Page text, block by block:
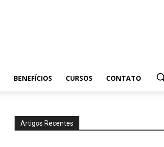
BENEFÍCIOS CURSOS CONTATO
Artigos Recentes